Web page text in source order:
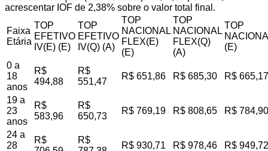
acrescentar IOF de 2,38% sobre o valor total final.
Faixa
Etária
TOP
EFETIVO
IV(E) (E)
TOP
EFETIVO
IV(Q) (A)
TOP
NACIONAL
FLEX(E)
(E)
TOP
NACIONAL
FLEX(Q)
(A)
TOP
(E)
0 a
18
anos
R$
494,88
R$
551,47
R$ 651,86 R$ 685,30 R$ 665,17
19 a
23
anos
R$
583,96
R$
650,73
R$ 769,19 R$ 808,65 R$ 784,90
24 a
28
R$
R$
R$ 930,71 R$ 978,46 R$ 949,72